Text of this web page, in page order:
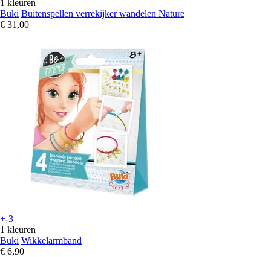
1 kleuren
Buki Buitenspellen verrekijker wandelen Nature
€ 31,00
+-3
1 kleuren
Buki Wikkelarmband
€ 6,90